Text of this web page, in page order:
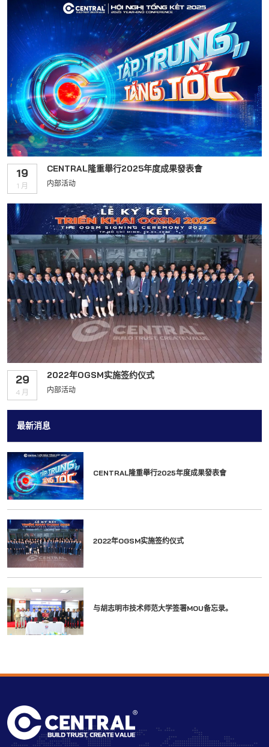
19
1 月
CENTRAL隆重舉行2025年度成果發表會
内部活动
29
4 月
2022年OGSM实施签约仪式
内部活动
最新消息
CENTRAL隆重舉行2025年度成果發表會
2022年OGSM实施签约仪式
与胡志明市技术师范大学签署MOU备忘录。